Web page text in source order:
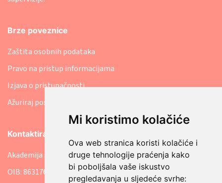
Mi koristimo kolačiće
Ova web stranica koristi kolačiće i
druge tehnologije praćenja kako
bi poboljšala vaše iskustvo
pregledavanja u sljedeće svrhe:
Brze poveznice
Zaštita osobnih podataka
Pravo na pristup informacijama
Izjava o pristupačnosti
Ažuriraj postavke kolačića
Kontaktirajte nas
Akademija socijalne skrbi
OIB: 86317641207